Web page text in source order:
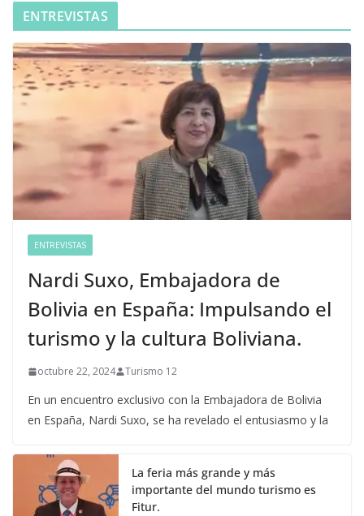
ENTREVISTAS
ENTREVISTAS
Nardi Suxo, Embajadora de
Bolivia en España: Impulsando el
turismo y la cultura Boliviana.
octubre 22, 2024 Turismo 12
En un encuentro exclusivo con la Embajadora de Bolivia
en España, Nardi Suxo, se ha revelado el entusiasmo y la
La feria más grande y más
importante del mundo turismo es
Fitur.